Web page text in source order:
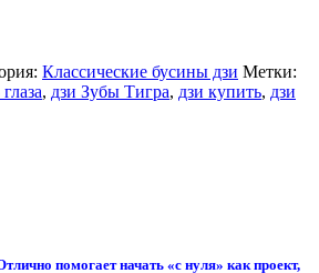
Классические бусины дзи Метки:
, дзи Зубы Тигра, дзи купить, дзи
помогает начать «с нуля» как проект,